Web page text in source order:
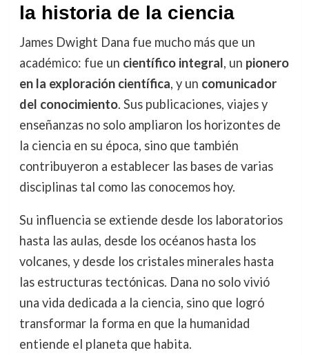
la historia de la ciencia
James Dwight Dana fue mucho más que un
académico: fue un científico integral, un pionero
en la exploración científica, y un comunicador
del conocimiento. Sus publicaciones, viajes y
enseñanzas no solo ampliaron los horizontes de
la ciencia en su época, sino que también
contribuyeron a establecer las bases de varias
disciplinas tal como las conocemos hoy.
Su influencia se extiende desde los laboratorios
hasta las aulas, desde los océanos hasta los
volcanes, y desde los cristales minerales hasta
las estructuras tectónicas. Dana no solo vivió
una vida dedicada a la ciencia, sino que logró
transformar la forma en que la humanidad
entiende el planeta que habita.